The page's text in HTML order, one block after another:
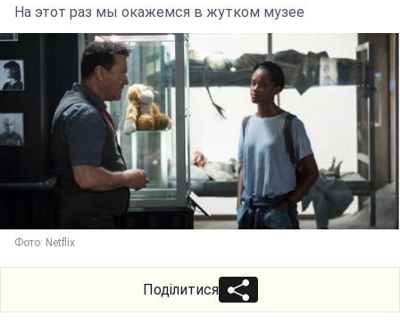
На этот раз мы окажемся в жутком музее
Фото: Netflix
Поділитися